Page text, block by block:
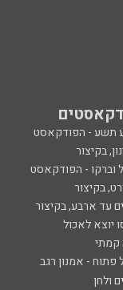
תשע - הפודקאסט
בקיצור
וברקו - הפודקאסט
בקיצור
עד ארבע, בקיצור
יוצא לאכול
קמתי
פתוח - אמנון רגב
ולחן